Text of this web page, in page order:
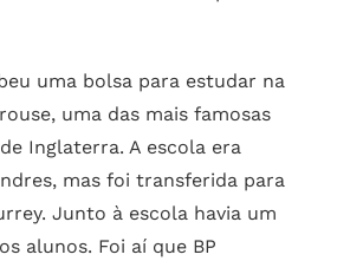
uma bolsa para estudar na
uma das mais famosas
Inglaterra. A escola era
mas foi transferida para
Junto à escola havia um
alunos. Foi aí que BP